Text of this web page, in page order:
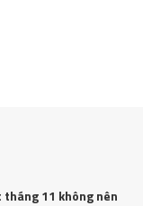
11 không nên